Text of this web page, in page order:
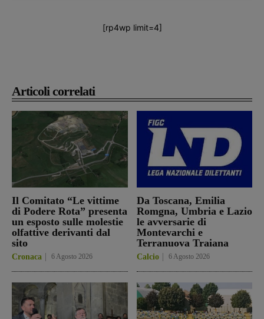
Articoli correlati
Il Comitato “Le vittime
di Podere Rota” presenta
un esposto sulle molestie
olfattive derivanti dal
sito
Cronaca 6 Agosto 2026
Da Toscana, Emilia
Romgna, Umbria e Lazio
le avversarie di
Montevarchi e
Terranuova Traiana
Calcio 6 Agosto 2026
[rp4wp limit=4]